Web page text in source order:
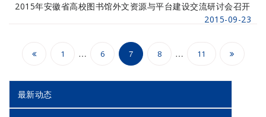
2015年安徽省高校图书馆外文资源与平台建设交流研讨会召开
2015-09-23
文
章
分
1 … 6 7 8 … 11
最新动态